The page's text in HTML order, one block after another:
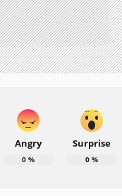
Angry
0 %
Surprise
0 %